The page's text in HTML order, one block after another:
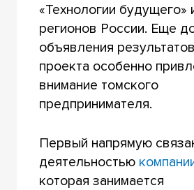
«Технологии будущего»
регионов России. Еще
объявления
проекта особенно
внимание томского
предпринимателя.
Первый напрямую
деятельностью
которая занимается